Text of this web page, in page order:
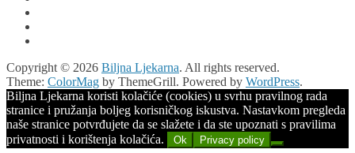
Copyright © 2026 Biljna Ljekarna. All rights reserved.
Theme: ColorMag by ThemeGrill. Powered by WordPress.
Biljna Ljekarna koristi kolačiće (cookies) u svrhu pravilnog rada
stranice i pružanja boljeg korisničkog iskustva. Nastavkom pregleda
naše stranice potvrđujete da se slažete i da ste upoznati s pravilima
privatnosti i korištenja kolačića.
Ok Privacy policy